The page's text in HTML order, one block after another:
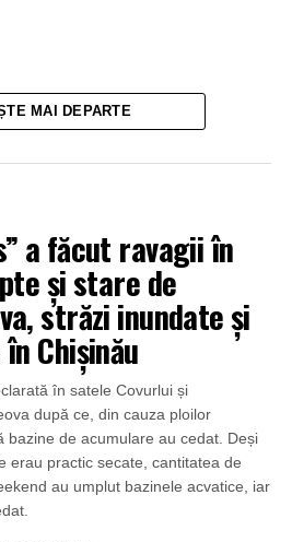
MAI DEPARTE
a făcut ravagii în
și stare de
străzi inundate și
Chișinău
în satele Covurlui și
după ce, din cauza ploilor
bazine de acumulare au cedat. Deși
erau practic secate, cantitatea de
au umplut bazinele acvatice, iar